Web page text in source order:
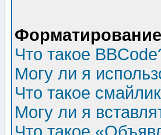
Что такое
Могу ли я
Что такое
Могу ли я